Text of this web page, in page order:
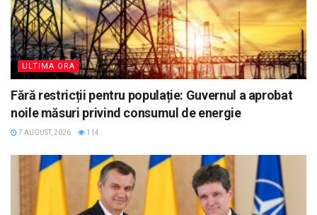
ULTIMA ORA
Fără restricții pentru populație: Guvernul a aprobat
noile măsuri privind consumul de energie
7 AUGUST, 2026 114